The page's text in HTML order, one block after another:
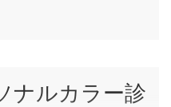
ナルカラー診